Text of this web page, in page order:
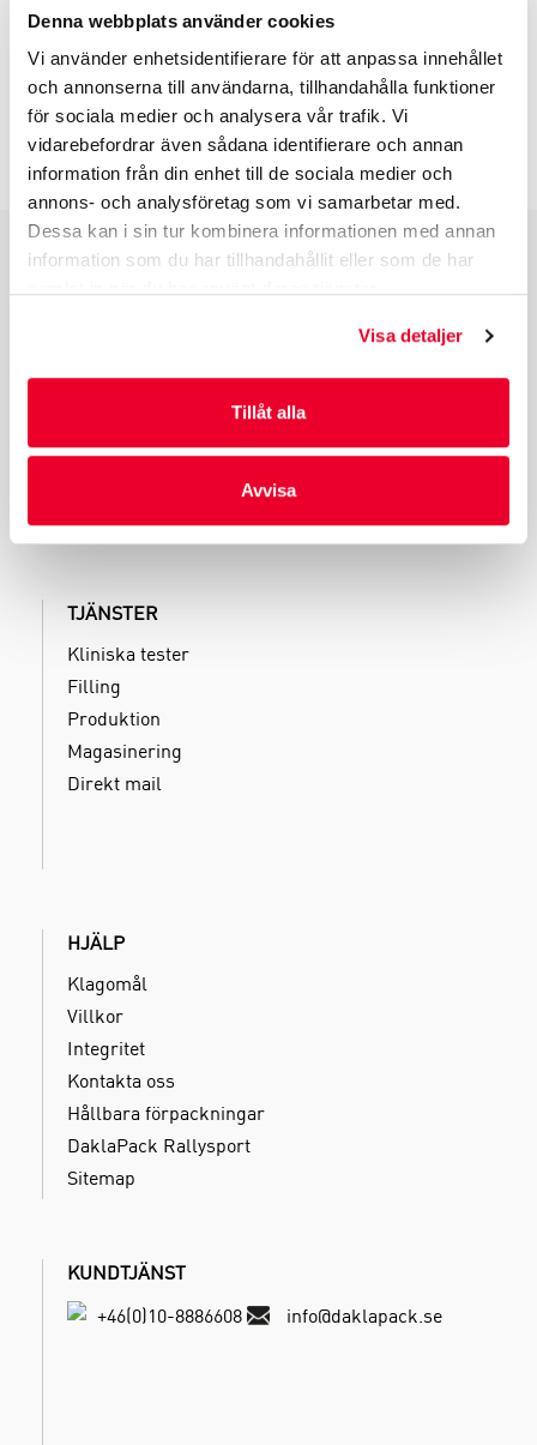
Denna webbplats använder cookies
Vi använder enhetsidentifierare för att anpassa innehållet
och annonserna till användarna, tillhandahålla funktioner
för sociala medier och analysera vår trafik. Vi
vidarebefordrar även sådana identifierare och annan
information från din enhet till de sociala medier och
annons- och analysföretag som vi samarbetar med.
Dessa kan i sin tur kombinera informationen med annan
information som du har tillhandahållit eller som de har
Visa detaljer
Tillåt alla
Avvisa
BESKRIVNING
INFO INNAN DU ORDERAR
KUVERT OCH POSTFÖRPACKNINGAR
LÄKEMEDELSFÖRPACKNINGAR
TJÄNSTER
Kliniska tester
Filling
Produktion
Magasinering
Direkt mail
HJÄLP
Klagomål
Villkor
Integritet
Kontakta oss
Hållbara förpackningar
DaklaPack Rallysport
Sitemap
KUNDTJÄNST
+46(0)10-8886608
info@daklapack.se